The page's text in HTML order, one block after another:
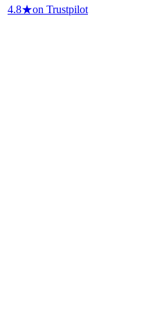
4.8★on Trustpilot